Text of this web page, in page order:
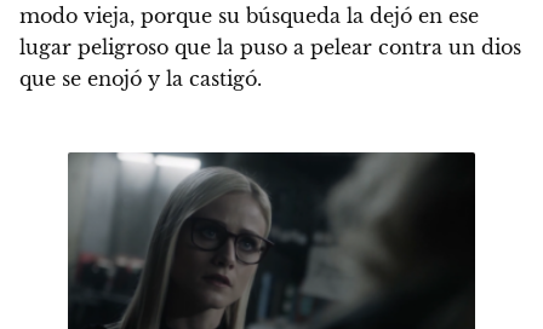
modo vieja, porque su búsqueda la dejó en ese
lugar peligroso que la puso a pelear contra un dios
que se enojó y la castigó.